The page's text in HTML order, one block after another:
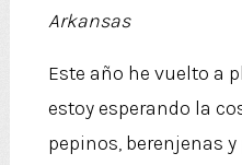
Arkansas
Este año he vuelto a
estoy esperando la
pepinos, berenjenas